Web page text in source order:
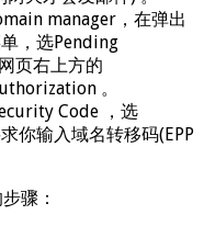
manager，在弹出
，选Pending
页右上方的
。
Code ，选
你输入域名转移码(EPP
骤：